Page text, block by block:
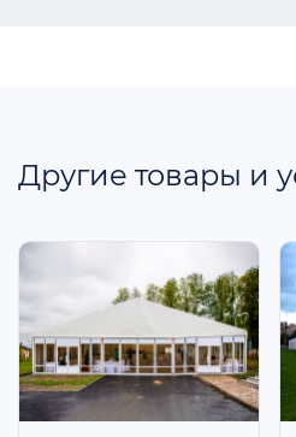
Другие товары и